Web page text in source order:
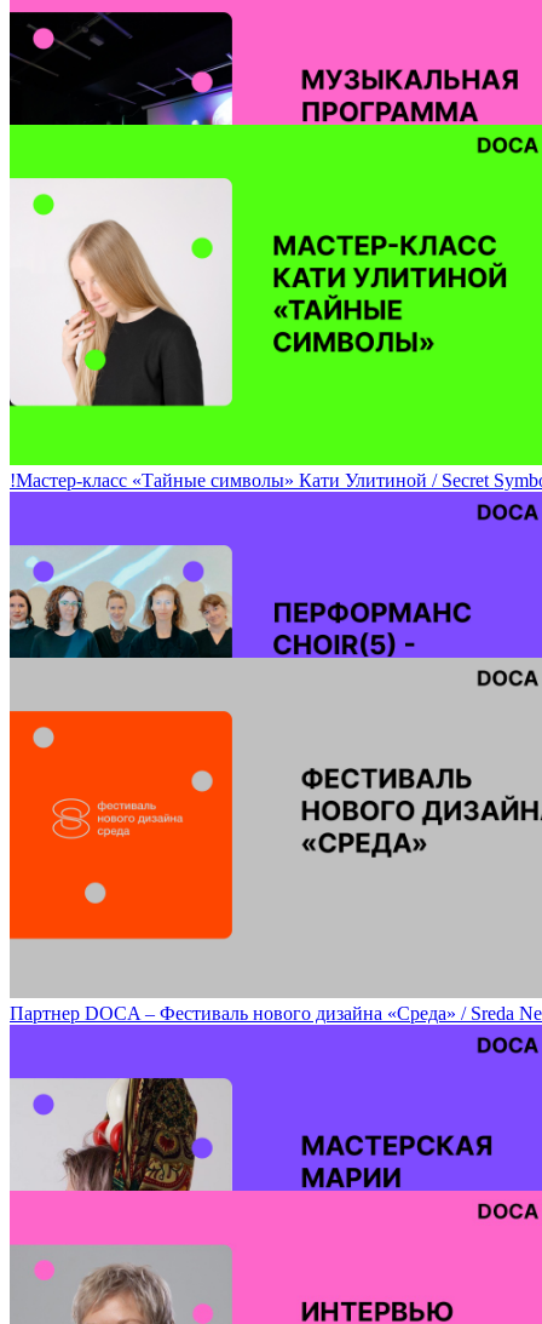
Музыкальная программа DOCA-2023 / Days of Contemporary
!Мастер-класс «Тайные символы» Кати Улитиной / Secret
Перформанс Choir(5) «Партитура для песочницы» / Score for
Партнер DOCA – Фестиваль нового дизайна «Среда» / Sreda